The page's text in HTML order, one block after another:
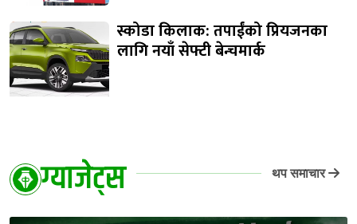
स्कोडा किलाक: तपाईंको प्रियजनका
लागि नयाँ सेफ्टी बेन्चमार्क
ग्याजेट्स थप समाचार